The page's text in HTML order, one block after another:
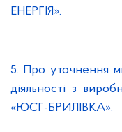
ЕНЕРГІЯ».
5. Про уточнення
діяльності з
«ЮСГ-БРИЛІВКА».